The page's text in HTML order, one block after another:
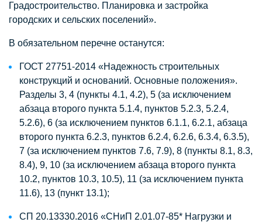
Градостроительство. Планировка и застройка
городских и сельских поселений».
В обязательном перечне останутся:
ГОСТ 27751-2014 «Надежность строительных
конструкций и оснований. Основные положения».
Разделы 3, 4 (пункты 4.1, 4.2), 5 (за исключением
абзаца второго пункта 5.1.4, пунктов 5.2.3, 5.2.4,
5.2.6), 6 (за исключением пунктов 6.1.1, 6.2.1, абзаца
второго пункта 6.2.3, пунктов 6.2.4, 6.2.6, 6.3.4, 6.3.5),
7 (за исключением пунктов 7.6, 7.9), 8 (пункты 8.1, 8.3,
8.4), 9, 10 (за исключением абзаца второго пункта
10.2, пунктов 10.3, 10.5), 11 (за исключением пункта
11.6), 13 (пункт 13.1);
СП 20.13330.2016 «СНиП 2.01.07-85* Нагрузки и